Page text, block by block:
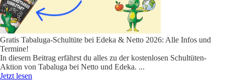
Gratis Tabaluga-Schultüte bei Edeka & Netto 2026: Alle Infos und
Termine!
In diesem Beitrag erfährst du alles zu der kostenlosen Schultüten-
Aktion von Tabaluga bei Netto und Edeka. ...
Jetzt lesen